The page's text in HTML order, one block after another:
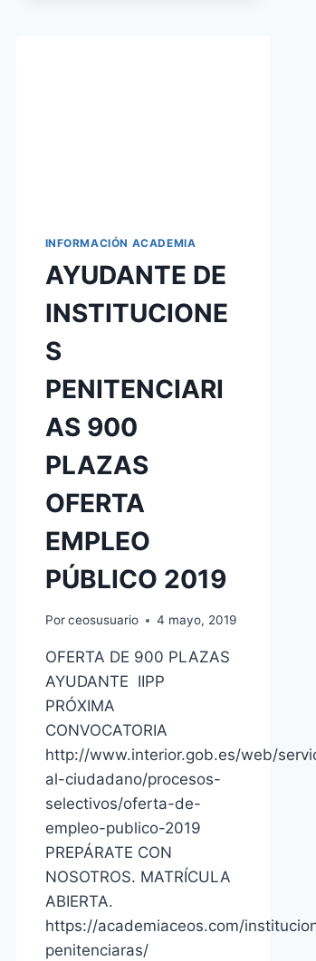
INFORMACIÓN ACADEMIA
AYUDANTE DE
INSTITUCIONE
S
PENITENCIARI
AS 900
PLAZAS
OFERTA
EMPLEO
PÚBLICO 2019
Por ceosusuario 4 mayo, 2019
OFERTA DE 900 PLAZAS
AYUDANTE IIPP
PRÓXIMA
CONVOCATORIA
http://www.interior.gob.es/web/
al-ciudadano/procesos-
selectivos/oferta-de-
empleo-publico-2019
PREPÁRATE CON
NOSOTROS. MATRÍCULA
ABIERTA.
https://academiaceos.com/
penitenciaras/